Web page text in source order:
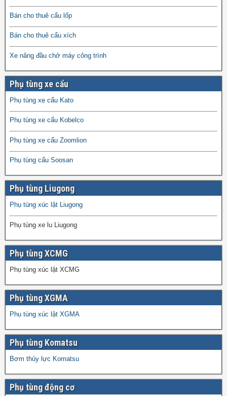
Bán cho thuê cẩu lốp
Bán cho thuê cẩu xích
Xe nâng đầu chở máy công trình
Phụ tùng xe cẩu
Phụ tùng xe cẩu Kato
Phụ tùng xe cẩu Kobelco
Phụ tùng xe cẩu Zoomlion
Phụ tùng cẩu Soosan
Phụ tùng Liugong
Phụ tùng xúc lật Liugong
Phụ tùng xe lu Liugong
Phụ tùng XCMG
Phụ tùng xúc lật XCMG
Phụ tùng XGMA
Phụ tùng xúc lật XGMA
Phụ tùng Komatsu
Bơm thủy lực Komatsu
Phụ tùng động cơ